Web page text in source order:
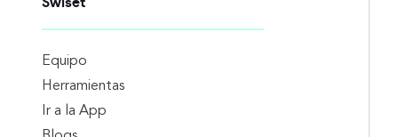
Equipo
Herramientas
Ir a la App